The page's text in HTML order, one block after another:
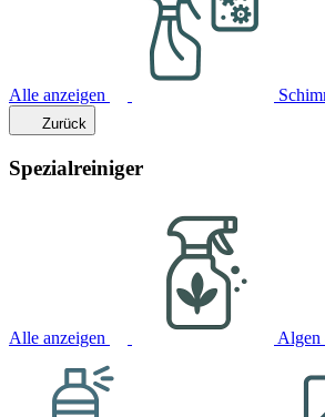
Alle anzeigen
Zurück
Spezialreiniger
Alle anzeigen Algen